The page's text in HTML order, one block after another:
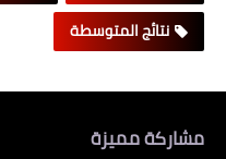
نتائج المتوسطة
مشاركة مميزة